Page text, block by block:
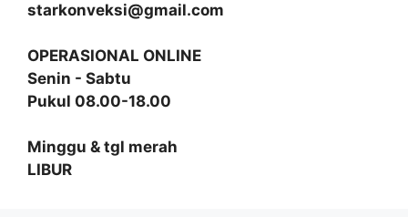
starkonveksi@gmail.com
OPERASIONAL ONLINE
Senin - Sabtu
Pukul 08.00-18.00
Minggu & tgl merah
LIBUR